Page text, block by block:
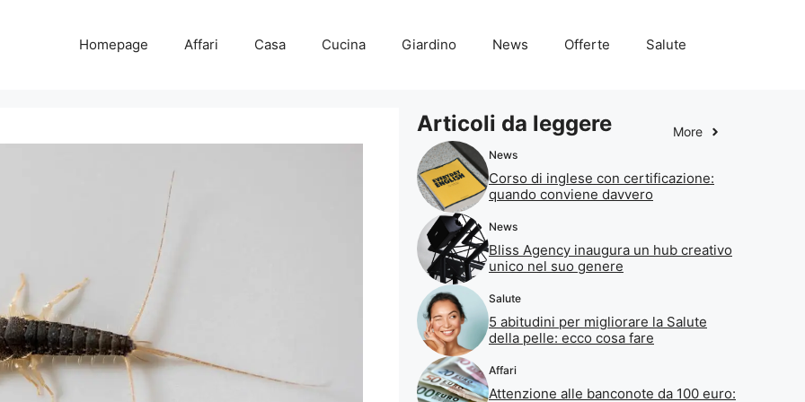
Homepage Affari Casa Cucina Giardino News Offerte Salute
Articoli da leggere More
News
Corso di inglese con certificazione:
quando conviene davvero
News
Bliss Agency inaugura un hub creativo
unico nel suo genere
Salute
5 abitudini per migliorare la Salute
della pelle: ecco cosa fare
Affari
Attenzione alle banconote da 100 euro: